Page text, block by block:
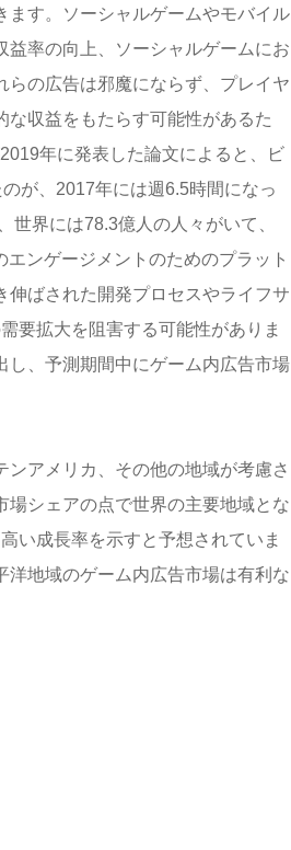
ます。ソーシャルゲームやモバイル
率の向上、ソーシャルゲームにお
の広告は邪魔にならず、プレイヤ
収益をもたらす可能性があるた
年に発表した論文によると、ビ
が、2017年には週6.5時間になっ
界には78.3億人の人々がいて、
ンゲージメントのためのプラット
ばされた開発プロセスやライフサ
要拡大を阻害する可能性がありま
、予測期間中にゲーム内広告市場
アメリカ、その他の地域が考慮さ
シェアの点で世界の主要地域とな
い成長率を示すと予想されていま
地域のゲーム内広告市場は有利な